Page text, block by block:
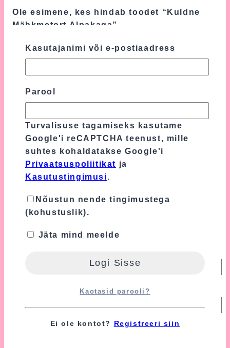
Ole esimene, kes hindab toodet “Kuldne
Mähkmetort Alpakaga”
Sinu e-postiaadressi ei avaldata. Nõutavad
väljad on tähistatud*-ga
Turvalisuse tagamiseks kasutame Google'i
Kasutajanimi või e-postiaadress
Parool
Turvalisuse tagamiseks kasutame
Google'i reCAPTCHA teenust, mille
suhtes kohaldatakse Google'i
Privaatsuspoliitikat ja
Kasutustingimusi.
Nõustun nende tingimustega
(kohustuslik).
Jäta mind meelde
Kaotasid parooli?
Ei ole kontot? Registreeri siin